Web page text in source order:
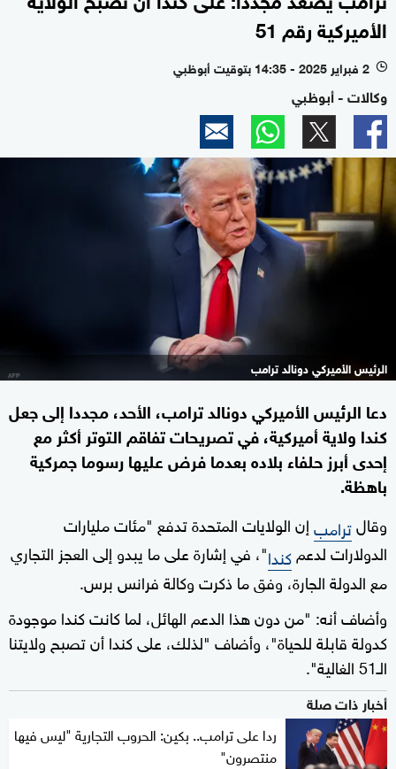
الأميركية رقم 51
l 2 فبراير 2025 - 14:35 بتوقيت أبوظبي
وكالات - أبوظبي
الرئيس الأميركي دونالد ترامب
دعا الرئيس الأميركي دونالد ترامب، الأحد، مجددا إلى جعل
كندا ولاية أميركية، في تصريحات تفاقم التوتر أكثر مع
إحدى أبرز حلفاء بلاده بعدما فرض عليها رسوما جمركية
باهظة.
وقالترامبإن الولايات المتحدة تدفع "مئات مليارات
الدولارات لدعمكندا"، في إشارة على ما يبدو إلى العجز التجاري
مع الدولة الجارة، وفق ما ذكرت وكالة فرانس برس.
وأضاف أنه: "من دون هذا الدعم الهائل، لما كانت كندا موجودة
كدولة قابلة للحياة"، وأضاف "لذلك، على كندا أن تصبح ولايتنا
الـ51 الغالية".
أخبار ذات صلة
ردا على ترامب.. بكين: الحروب التجارية "ليس فيها
منتصرون"